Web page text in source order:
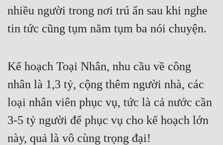
nhiều người trong nơi trú ẩn sau khi nghe
tin tức cũng tụm năm tụm ba nói chuyện.
Kế hoạch Toại Nhân, nhu cầu về công
nhân là 1,3 tỷ, cộng thêm người nhà, các
loại nhân viên phục vụ, tức là cả nước cần
3-5 tỷ người để phục vụ cho kế hoạch lớn
này, quả là vô cùng trọng đại!